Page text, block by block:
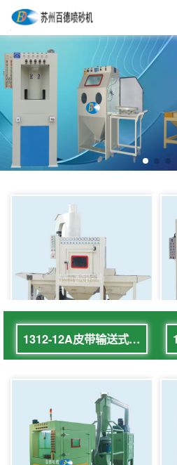
1312-12A皮带输送式自动喷砂机